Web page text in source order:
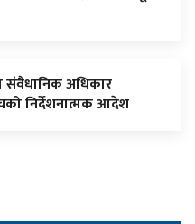
अधिकार
निर्देशनात्मक आदेश